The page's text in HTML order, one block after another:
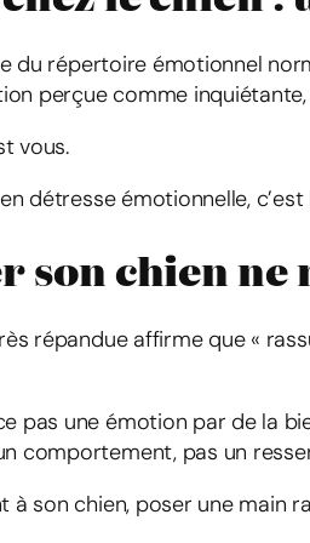
du répertoire émotionnel
perçue comme
vous.
détresse émotionnelle,
son chien
répandue affirme que «
pas une émotion par de la
comportement, pas un
à son chien, poser une